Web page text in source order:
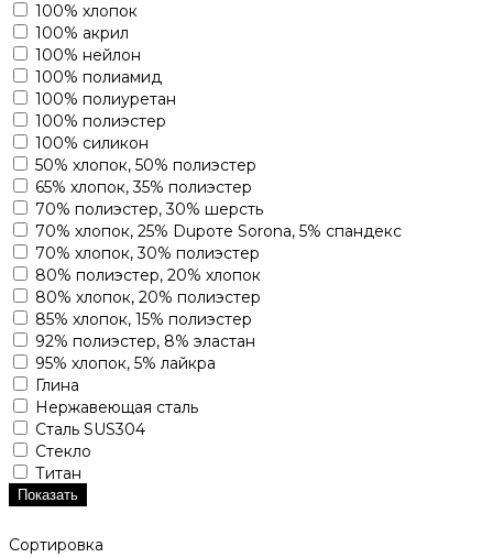
100% хлопок
100% акрил
100% нейлон
100% полиамид
100% полиуретан
100% полиэстер
100% силикон
50% хлопок, 50% полиэстер
65% хлопок, 35% полиэстер
70% полиэстер, 30% шерсть
70% хлопок, 25% Dupoте Sorona, 5% спандекс
70% хлопок, 30% полиэстер
80% полиэстер, 20% хлопок
80% хлопок, 20% полиэстер
85% хлопок, 15% полиэстер
92% полиэстер, 8% эластан
95% хлопок, 5% лайкра
Глина
Нержавеющая сталь
Сталь SUS304
Стекло
Титан
Показать
Сортировка